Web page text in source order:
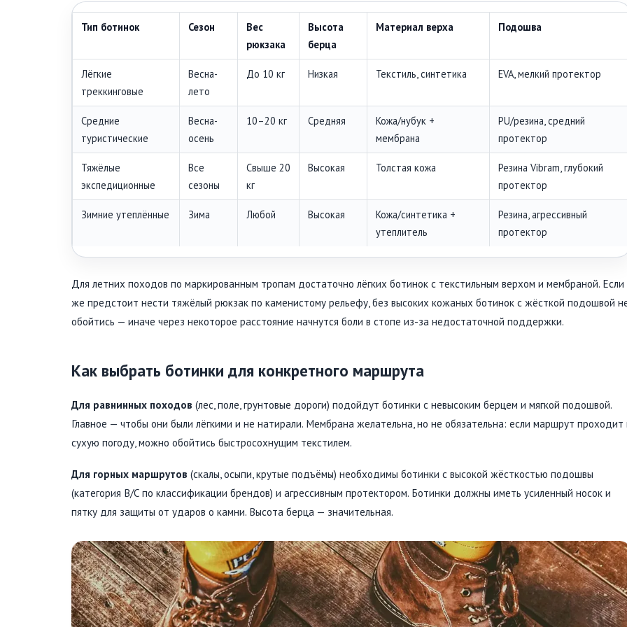
Тип ботинок Сезон
Вес
рюкзака
Высота
берца
Материал верха Подошва
Лёгкие
треккинговые
Весна-
лето
До 10 кг Низкая Текстиль, синтетика EVA, мелкий протектор
Средние
туристические
Весна-
осень
10–20 кг Средняя
Кожа/нубук +
мембрана
PU/резина, средний
протектор
Тяжёлые
экспедиционные
Все
сезоны
Свыше 20
кг
Высокая Толстая кожа
Резина Vibram, глубокий
протектор
Зимние утеплённые Зима Любой Высокая
Кожа/синтетика +
утеплитель
Резина, агрессивный
протектор
Для летних походов по маркированным тропам достаточно лёгких ботинок с текстильным верхом и мембраной. Если
же предстоит нести тяжёлый рюкзак по каменистому рельефу, без высоких кожаных ботинок с жёсткой подошвой
обойтись — иначе через некоторое расстояние начнутся боли в стопе из-за недостаточной поддержки.
Как выбрать ботинки для конкретного маршрута
Для равнинных походов (лес, поле, грунтовые дороги) подойдут ботинки с невысоким берцем и мягкой подошвой.
Главное — чтобы они были лёгкими и не натирали. Мембрана желательна, но не обязательна: если маршрут проходит
сухую погоду, можно обойтись быстросохнущим текстилем.
Для горных маршрутов (скалы, осыпи, крутые подъёмы) необходимы ботинки с высокой жёсткостью подошвы
(категория B/C по классификации брендов) и агрессивным протектором. Ботинки должны иметь усиленный носок и
пятку для защиты от ударов о камни. Высота берца — значительная.